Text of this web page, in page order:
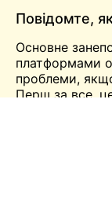
Повідомте,
Основне
платформами
проблеми,
Перш за все,